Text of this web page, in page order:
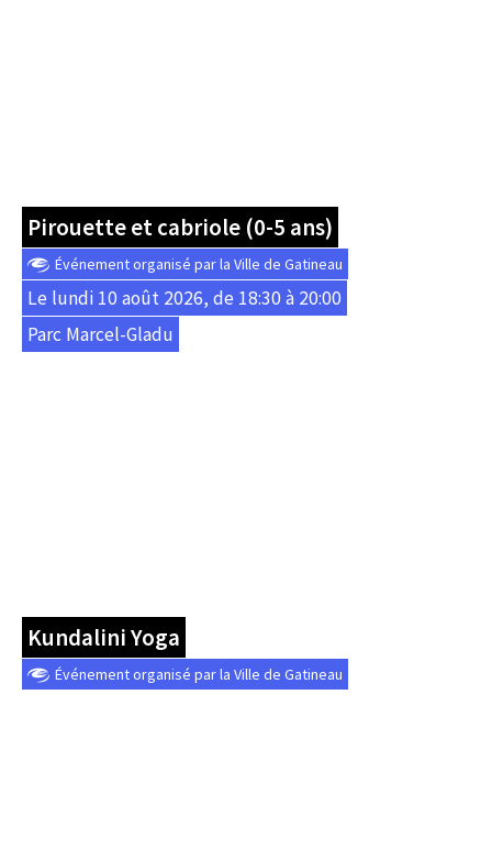
Pirouette et cabriole (0-5 ans)
Événement organisé par la Ville de Gatineau
Le lundi 10 août 2026, de 18:30 à 20:00
Parc Marcel-Gladu
Kundalini Yoga
Événement organisé par la Ville de Gatineau